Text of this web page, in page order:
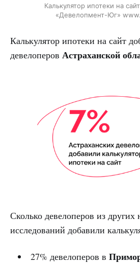
Калькулятор ипотеки на
«Девелопмент-Юг»
Калькулятор ипотеки на сайт
девелоперов Астраханской
Сколько девелоперов из
исследований добавили
27% девелоперов в